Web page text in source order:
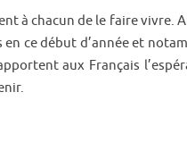
à chacun de le faire
en ce début d’année et
aux Français